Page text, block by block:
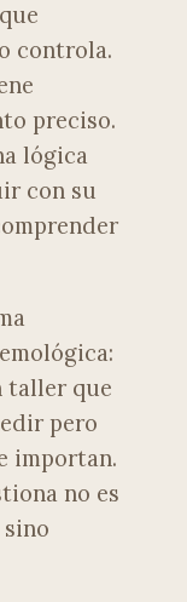
controla.
preciso.
lógica
con su
taller que
pero
importan.
no es